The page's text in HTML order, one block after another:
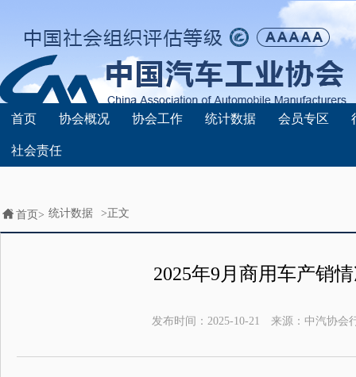
首页 协会概况 协会工作 统计数据 会员专区
社会责任
首页> 统计数据 >正文
2025年9月商用车产销
发布时间： 2025-10-21 来源： 中汽协会